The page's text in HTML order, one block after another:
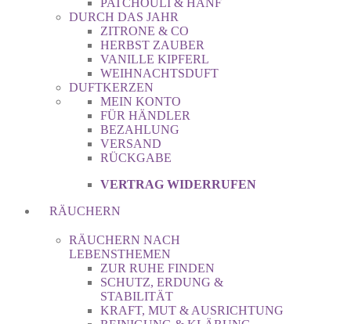
PATCHOULI & HANF
DURCH DAS JAHR
ZITRONE & CO
HERBST ZAUBER
VANILLE KIPFERL
WEIHNACHTSDUFT
DUFTKERZEN
MEIN KONTO
FÜR HÄNDLER
BEZAHLUNG
VERSAND
RÜCKGABE
VERTRAG WIDERRUFEN
RÄUCHERN
RÄUCHERN NACH
LEBENSTHEMEN
ZUR RUHE FINDEN
SCHUTZ, ERDUNG &
STABILITÄT
KRAFT, MUT & AUSRICHTUNG